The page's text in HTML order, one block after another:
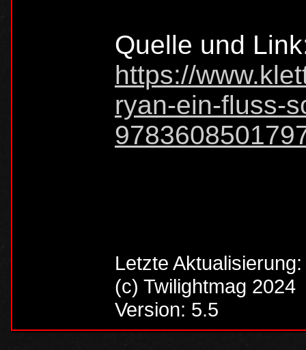
Quelle und
https://
ryan-ein-fluss-
Letzte
(c) Twilightmag 2024
Version: 5.5